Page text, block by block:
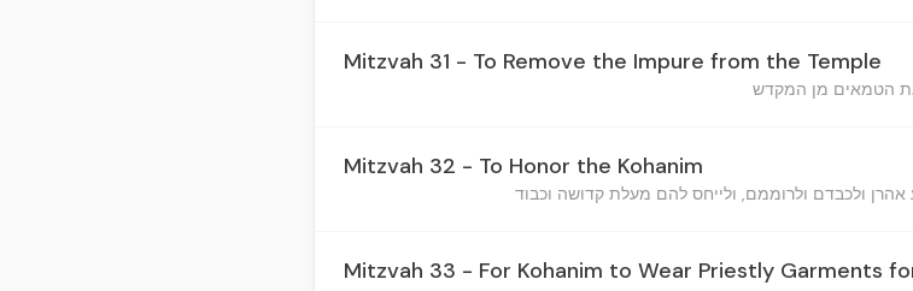
Mitzvah 31 - To Remove the Impure from the Temple
Mitzvah 32 - To Honor the Kohanim
Mitzvah 33 - For Kohanim to Wear Priestly Garments